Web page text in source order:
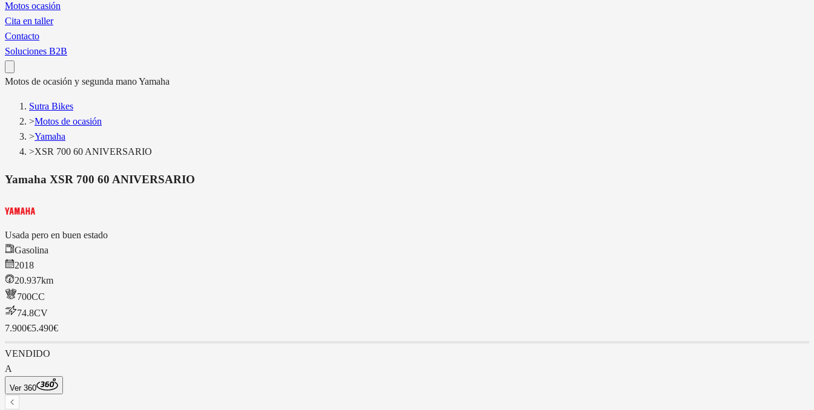
Motos ocasión
Cita en taller
Contacto
Soluciones B2B
Motos de ocasión y segunda manoYamaha
Sutra Bikes
>Motos de ocasión
>Yamaha
>XSR 700 60 ANIVERSARIO
Yamaha XSR 700 60 ANIVERSARIO
Usada pero en buen estado
Gasolina
2018
20.937km
700CC
74.8CV
7.900€5.490€
VENDIDO
A
Ver 360